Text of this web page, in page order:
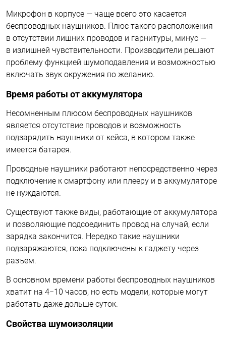
Микрофон в корпусе — чаще всего это касается
беспроводных наушников. Плюс такого расположения
в отсутствии лишних проводов и гарнитуры, минус —
в излишней чувствительности. Производители решают
проблему функцией шумоподавления и возможностью
включать звук окружения по желанию.
Время работы от аккумулятора
Несомненным плюсом беспроводных наушников
является отсутствие проводов и возможность
подзарядить наушники от кейса, в котором также
имеется батарея.
Проводные наушники работают непосредственно через
подключение к смартфону или плееру и в аккумуляторе
не нуждаются.
Существуют также виды, работающие от аккумулятора
и позволяющие подсоединить провод на случай, если
зарядка закончится. Нередко такие наушники
подзаряжаются, пока подключены к гаджету через
разъем.
В основном времени работы беспроводных наушников
хватит на 4−10 часов, но есть модели, которые могут
работать даже дольше суток.
Свойства шумоизоляции